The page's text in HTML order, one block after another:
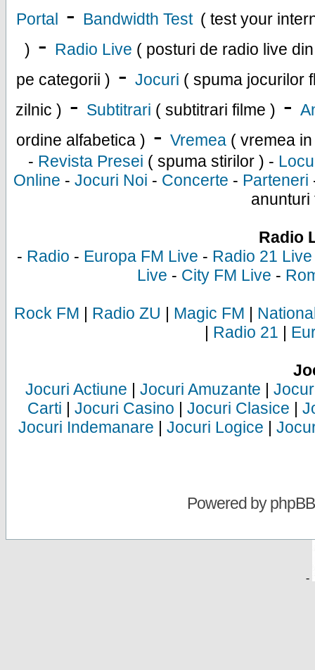
Portal - Bandwidth Test ( test your
) - Radio Live ( posturi de radio live
pe categorii ) - Jocuri ( spuma jocurilor
zilnic ) - Subtitrari ( subtitrari filme ) -
ordine alfabetica ) - Vremea ( vremea
- Revista Presei ( spuma stirilor ) -
Online - Jocuri Noi - Concerte - Parteneri
anunturi
Radio
- Radio - Europa FM Live - Radio 21 Live
Live - City FM Live -
Rock FM | Radio ZU | Magic FM |
| Radio 21 |
Jocuri Actiune | Jocuri Amuzante |
Carti | Jocuri Casino | Jocuri Clasice |
Jocuri Indemanare | Jocuri Logice |
Powered byphpBB
-